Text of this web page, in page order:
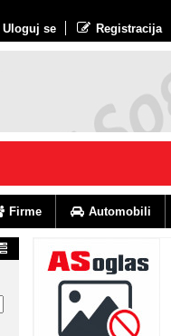
Uloguj se
Registracija
Firme Automobili